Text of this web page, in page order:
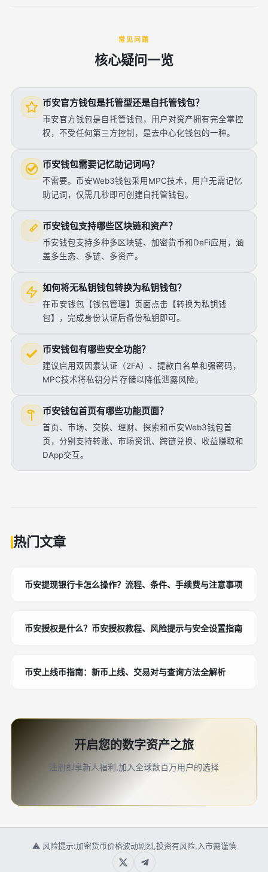
常见问题
核心疑问一览
币安官方钱包是托管型还是自托管钱包？
币安官方钱包是自托管钱包，用户对资产拥有完全掌控
权，不受任何第三方控制，是去中心化钱包的一种。
币安钱包需要记忆助记词吗？
不需要。币安Web3钱包采用MPC技术，用户无需记忆
助记词，仅需几秒即可创建自托管钱包。
币安钱包支持哪些区块链和资产？
币安钱包支持多种多区块链、加密货币和DeFi应用，涵
盖多生态、多链、多资产。
如何将无私钥钱包转换为私钥钱包？
在币安钱包【钱包管理】页面点击【转换为私钥钱
包】，完成身份认证后备份私钥即可。
币安钱包有哪些安全功能？
建议启用双因素认证（2FA）、提款白名单和强密码，
MPC技术将私钥分片存储以降低泄露风险。
币安钱包首页有哪些功能页面？
首页、市场、交换、理财、探索和币安Web3钱包首
页，分别支持转账、市场资讯、跨链兑换、收益赚取和
DApp交互。
热门文章
币安提现银行卡怎么操作？流程、条件、手续费与注意事项
币安授权是什么？币安授权教程、风险提示与安全设置指南
币安上线币指南：新币上线、交易对与查询方法全解析
开启您的数字资产之旅
注册即享新人福利,加入全球数百万用户的选择
⚠ 风险提示:加密货币价格波动剧烈,投资有风险,入市需谨慎